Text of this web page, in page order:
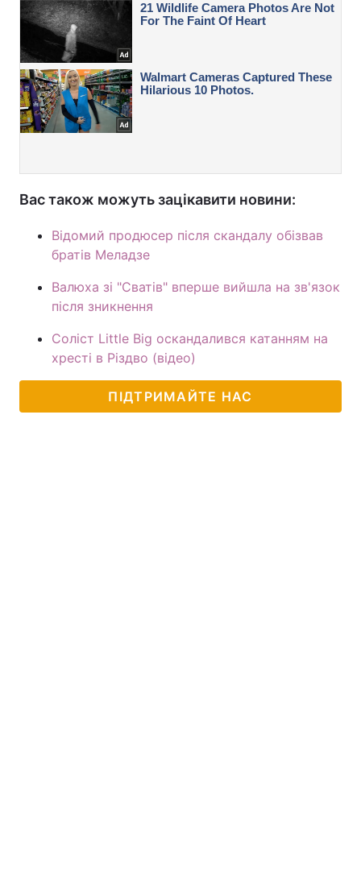
Вас також можуть зацікавити новини:
Відомий продюсер після скандалу обізвав
братів Меладзе
Валюха зі "Сватів" вперше вийшла на зв'язок
після зникнення
Соліст Little Big оскандалився катанням на
хресті в Різдво (відео)
ПІДТРИМАЙТЕ НАС